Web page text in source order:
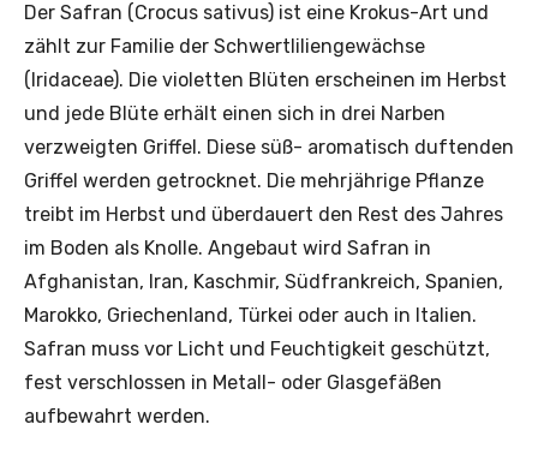
Der Safran (Crocus sativus) ist eine Krokus-Art und
zählt zur Familie der Schwertliliengewächse
(Iridaceae). Die violetten Blüten erscheinen im Herbst
und jede Blüte erhält einen sich in drei Narben
verzweigten Griffel. Diese süß- aromatisch duftenden
Griffel werden getrocknet. Die mehrjährige Pflanze
treibt im Herbst und überdauert den Rest des Jahres
im Boden als Knolle. Angebaut wird Safran in
Afghanistan, Iran, Kaschmir, Südfrankreich, Spanien,
Marokko, Griechenland, Türkei oder auch in Italien.
Safran muss vor Licht und Feuchtigkeit geschützt,
fest verschlossen in Metall- oder Glasgefäßen
aufbewahrt werden.